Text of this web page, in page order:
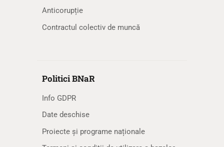
Anticorupție
Contractul colectiv de muncă
Politici BNaR
Info GDPR
Date deschise
Proiecte și programe naționale